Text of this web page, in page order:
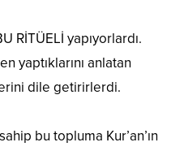
RİTÜELİ yapıyorlardı.
yaptıklarını anlatan
dile getirirlerdi.
bu topluma Kur’an’ın